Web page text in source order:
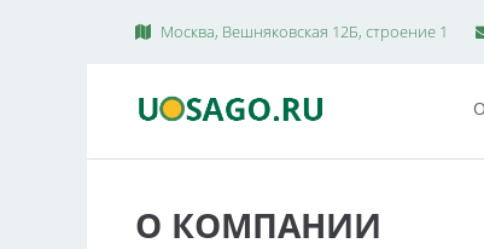
Москва, Вешняковская 12Б, строение 1
О КОМПАНИИ